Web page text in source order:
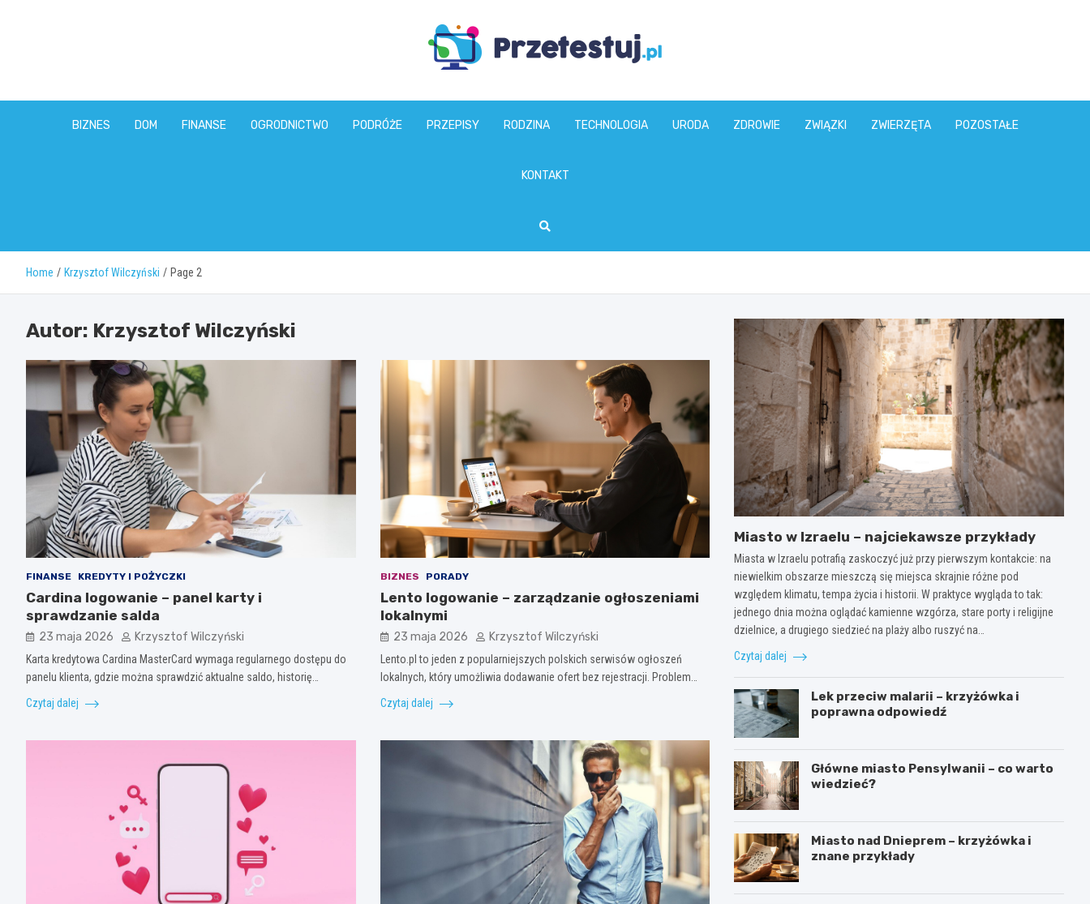
przetestuj.pl
BIZNES DOM FINANSE OGRODNICTWO PODRÓŻE PRZEPISY RODZINA TECHNOLOGIA URODA ZDROWIE ZWIĄZKI ZWIERZĘTA POZOSTAŁE
KONTAKT
Home Krzysztof Wilczyński Page 2
Autor: Krzysztof Wilczyński
FINANSE KREDYTY I POŻYCZKI
Cardina logowanie – panel karty i
sprawdzanie salda
23 maja 2026 Krzysztof Wilczyński
Karta kredytowa Cardina MasterCard wymaga regularnego dostępu do
panelu klienta, gdzie można sprawdzić aktualne saldo, historię…
Czytaj dalej
BIZNES PORADY
Lento logowanie – zarządzanie ogłoszeniami
lokalnymi
23 maja 2026 Krzysztof Wilczyński
Lento.pl to jeden z popularniejszych polskich serwisów ogłoszeń
lokalnych, który umożliwia dodawanie ofert bez rejestracji. Problem…
Czytaj dalej
Miasto w Izraelu – najciekawsze przykłady
Miasta w Izraelu potrafią zaskoczyć już przy pierwszym kontakcie: na
niewielkim obszarze mieszczą się miejsca skrajnie różne pod
względem klimatu, tempa życia i historii. W praktyce wygląda to tak:
jednego dnia można oglądać kamienne wzgórza, stare porty i religijne
dzielnice, a drugiego siedzieć na plaży albo ruszyć na…
Czytaj dalej
Lek przeciw malarii – krzyżówka i
poprawna odpowiedź
Główne miasto Pensylwanii – co warto
wiedzieć?
Miasto nad Dnieprem – krzyżówka i
znane przykłady